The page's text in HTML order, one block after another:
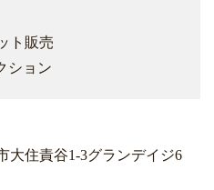
ト販売
ション
大住責谷1-3グランデイジ6